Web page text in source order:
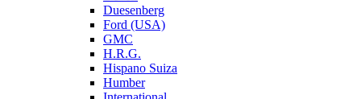
Duesenberg
Ford (USA)
GMC
H.R.G.
Hispano Suiza
Humber